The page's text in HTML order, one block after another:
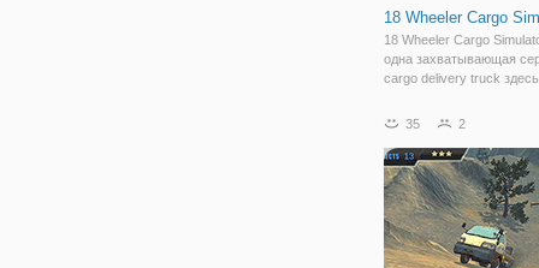
18 Wheeler Cargo
18 Wheeler Cargo
одна захватывающая
cargo delivery truck
в эту игру? тогда
Погрузите свой грузовик
35 2